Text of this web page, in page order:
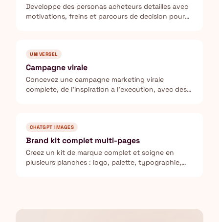
Developpe des personas acheteurs detailles avec
motivations, freins et parcours de decision pour
UNIVERSEL
Campagne virale
Concevez une campagne marketing virale
complete, de l'inspiration a l'execution, avec des
CHATGPT IMAGES
Brand kit complet multi-pages
Creez un kit de marque complet et soigne en
plusieurs planches : logo, palette, typographie,